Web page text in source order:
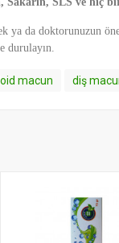
ya da doktorunuzun
durulayın.
macun diş